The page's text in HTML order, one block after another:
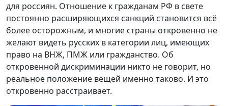
для россиян. Отношение к гражданам РФ в свете
постоянно расширяющихся санкций становится всё
более осторожным, и многие страны откровенно не
желают видеть русских в категории лиц, имеющих
право на ВНЖ, ПМЖ или гражданство. Об
откровенной дискриминации никто не говорит, но
реальное положение вещей именно таково. И это
откровенно расстраивает.